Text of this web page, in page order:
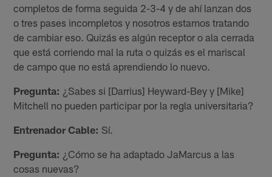
completos de forma seguida 2-3-4 y de ahí lanzan dos
o tres pases incompletos y nosotros estamos tratando
de cambiar eso. Quizás es algún receptor o ala cerrada
que está corriendo mal la ruta o quizás es el mariscal
de campo que no está aprendiendo lo nuevo.
Pregunta: ¿Sabes si [Darrius] Heyward-Bey y [Mike]
Mitchell no pueden participar por la regla universitaria?
Entrenador Cable: Sí.
Pregunta: ¿Cómo se ha adaptado JaMarcus a las
cosas nuevas?